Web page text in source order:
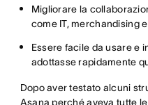
Migliorare la
come IT, merchandising
Essere facile da usare e
adottasse rapidamente
Dopo aver testato alcuni
Asana perché aveva tutte